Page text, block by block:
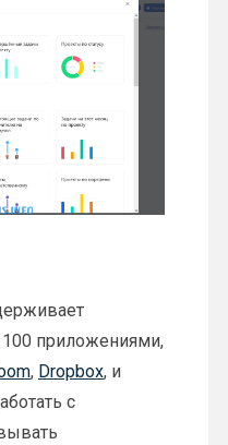
100 приложениями,
, Dropbox, и
с